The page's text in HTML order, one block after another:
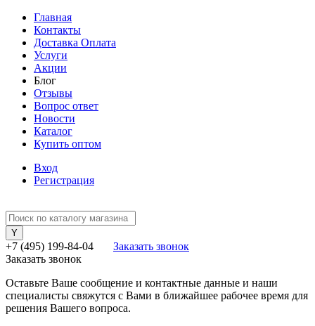
Главная
Контакты
Доставка Оплата
Услуги
Акции
Блог
Отзывы
Вопрос ответ
Новости
Каталог
Купить оптом
Вход
Регистрация
+7 (495) 199-84-04
Заказать звонок
Заказать звонок
Оставьте Ваше сообщение и контактные данные и наши
специалисты свяжутся с Вами в ближайшее рабочее время для
решения Вашего вопроса.